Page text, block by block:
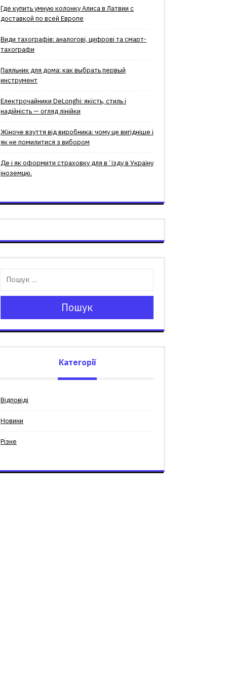
Где купить умную колонку Алиса в Латвии с
доставкой по всей Европе
Види тахографів: аналогові, цифрові та смарт-
тахографи
Паяльник для дома: как выбрать первый
инструмент
Електрочайники DeLonghi: якість, стиль і
надійність — огляд лінійки
Жіноче взуття від виробника: чому це вигідніше і
як не помилитися з вибором
Де і як оформити страховку для вʼїзду в Україну
іноземцю.
Пошук
Категорії
Відповіді
Новини
Різне